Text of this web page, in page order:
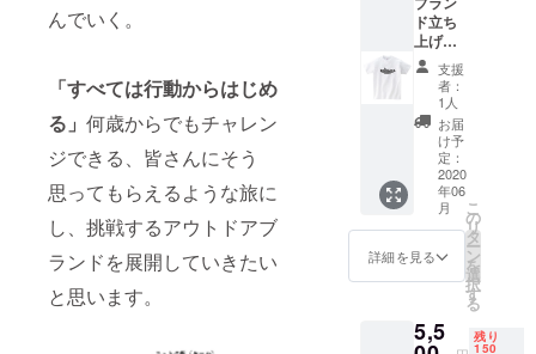
んでいく。
「すべては行動からはじめ
る」 何歳からでもチャレン
ジできる、皆さんにそう
思ってもらえるような旅に
し、挑戦するアウトドアブ
ランドを展開していきたい
と思います。
先から
お礼の
メール
ド立ち
上げ記
念Tシャ
ツ（限
定クラ
ウド
ファン
ディン
グの
み） 無
地のT
シャツ
に、
カッシ
ング
（ラ
バー
支援
者：
1人
お届
け予
定：
2020
年06
月
詳細を見る
こ
の
リ
タ
ー
ン
を
選
択
す
る
5,5 残り
150